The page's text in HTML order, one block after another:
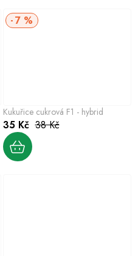
Kukuřice cukrová F1 - hybrid
7 %
35 Kč 38 Kč